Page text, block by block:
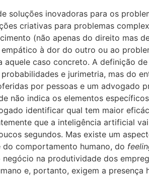
soluções inovadoras para os
criativas para problemas
(não apenas do direito mas
à dor do outro ou ao
caso concreto. A definição
e jurimetria, mas do
por pessoas e um advogado
não indica os elementos
identificar qual tem maior
que a inteligência artificial
segundos. Mas existe um
comportamento humano, do
na produtividade dos
e, portanto, exigem a presença